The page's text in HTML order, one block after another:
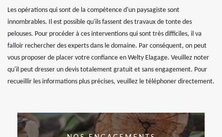
Les opérations qui sont de la compétence d'un paysagiste sont
innombrables. Il est possible qu'ils fassent des travaux de tonte des
pelouses. Pour procéder à ces interventions qui sont très difficiles, il va
falloir rechercher des experts dans le domaine. Par conséquent, on peut
vous proposer de placer votre confiance en Welty Elagage. Veuillez noter
qu'il peut dresser un devis totalement gratuit et sans engagement. Pour
recueillir les informations plus précises, veuillez le téléphoner directement.